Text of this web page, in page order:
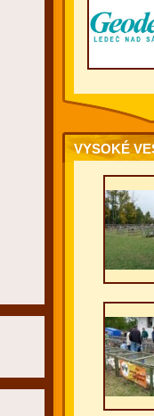
VYSOKÉ